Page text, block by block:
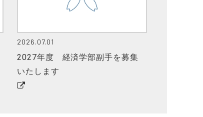
2026.07.01
2027年度 経済学部副手を募集
いたします